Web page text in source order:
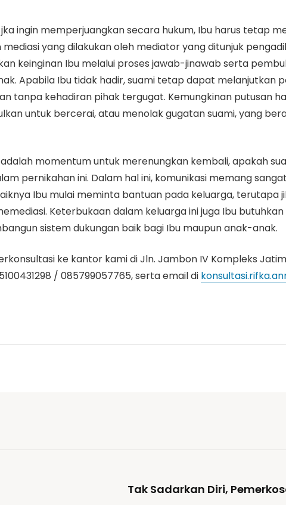
ingin memperjuangkan secara hukum, Ibu harus tetap
yang dilakukan oleh mediator yang ditunjuk
keinginan Ibu melalui proses jawab-jinawab serta
Apabila Ibu tidak hadir, suami tetap dapat melanjutkan
tanpa kehadiran pihak tergugat. Kemungkinan putusan
untuk bercerai, atau menolak gugatan suami, yang
momentum untuk merenungkan kembali, apakah
pernikahan ini. Dalam hal ini, komunikasi memang
Ibu mulai meminta bantuan pada keluarga, terutapa
Keterbukaan dalam keluarga ini juga Ibu
sistem dukungan baik bagi Ibu maupun anak-anak.
ke kantor kami di Jln. Jambon IV Kompleks
/ 085799057765, serta email di
Tak Sadarkan Diri,